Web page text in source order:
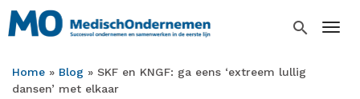
Overslaan
en
inhoud
gaan
search
Kruimelpad
Home Blog
SKF en KNGF: ga eens ‘extreem lullig
dansen’ met elkaar